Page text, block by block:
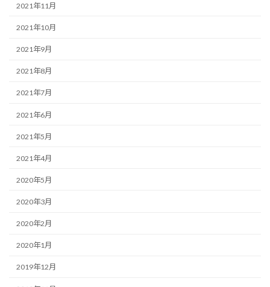
2021年11月
2021年10月
2021年9月
2021年8月
2021年7月
2021年6月
2021年5月
2021年4月
2020年5月
2020年3月
2020年2月
2020年1月
2019年12月